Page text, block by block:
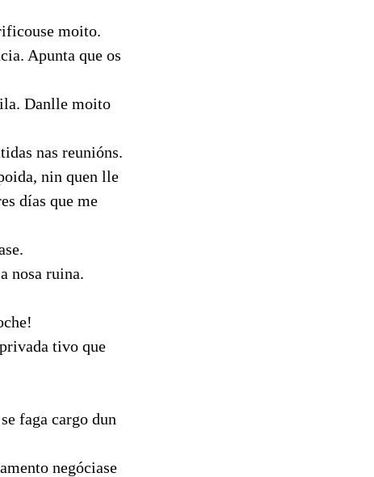
moito.
Apunta que os
Danlle moito
nas reunións.
nin quen lle
días que me
nosa ruina.
tivo que
faga cargo dun
negóciase